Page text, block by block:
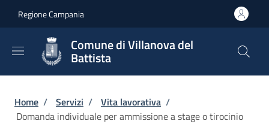
Regione Campania
Comune di Villanova del
Battista
Briciole di pane
Home / Servizi / Vita lavorativa /
Domanda individuale per ammissione a stage o tirocinio